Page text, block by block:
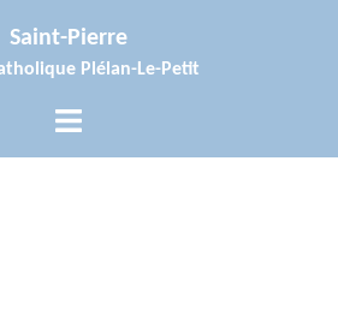
Saint-Pierre
Plélan-Le-Petit
Ouvrir/fermer